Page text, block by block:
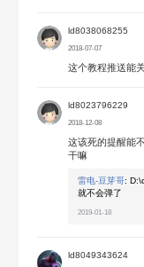
ld8038068255
2018-07-07
这个教程推送能
ld8023796229
2018-12-08
这该死的提醒能
干嘛
雷电-豆芽哥:
就不会弹了
2019-01-18
ld8049343624